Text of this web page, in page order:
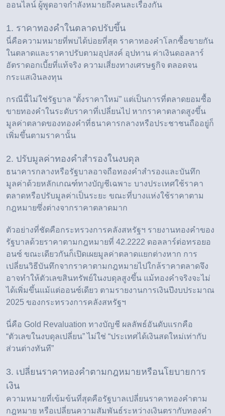
ออนไลน์ ผู้พูดอาจกำลังหมายถึงคนละเรื่องกัน
1. ราคาทองคำในตลาดปรับขึ้น
นี่คือความหมายที่พบได้บ่อยที่สุด ราคาทองคำโลกซื้อขายกัน
ในตลาดและราคาปรับตามอุปสงค์ อุปทาน ค่าเงินดอลลาร์
อัตราดอกเบี้ยที่แท้จริง ความเสี่ยงทางเศรษฐกิจ ตลอดจน
กระแสเงินลงทุน
กรณีนี้ไม่ใช่รัฐบาล “ตั้งราคาใหม่” แต่เป็นการที่ตลาดยอมซื้อ
ขายทองคำในระดับราคาที่เปลี่ยนไป หากราคาตลาดสูงขึ้น
มูลค่าตลาดของทองคำที่ธนาคารกลางหรือประชาชนถืออยู่ก็
เพิ่มขึ้นตามราคานั้น
2. ปรับมูลค่าทองคำสำรองในงบดุล
ธนาคารกลางหรือรัฐบาลอาจถือทองคำสำรองและบันทึก
มูลค่าด้วยหลักเกณฑ์ทางบัญชีเฉพาะ บางประเทศใช้ราคา
ตลาดหรือปรับมูลค่าเป็นระยะ ขณะที่บางแห่งใช้ราคาตาม
กฎหมายซึ่งต่างจากราคาตลาดมาก
ตัวอย่างที่ชัดคือกระทรวงการคลังสหรัฐฯ รายงานทองคำของ
รัฐบาลด้วยราคาตามกฎหมายที่ 42.2222 ดอลลาร์ต่อทรอยอ
อนซ์ ขณะเดียวกันก็เปิดเผยมูลค่าตลาดแยกต่างหาก การ
เปลี่ยนวิธีบันทึกจากราคาตามกฎหมายไปใกล้ราคาตลาดจึง
อาจทำให้ตัวเลขสินทรัพย์ในงบดุลสูงขึ้น แม้ทองคำจริงจะไม่
ได้เพิ่มขึ้นแม้แต่ออนซ์เดียว ตามรายงานการเงินปีงบประมาณ
2025 ของกระทรวงการคลังสหรัฐฯ
นี่คือ Gold Revaluation ทางบัญชี ผลลัพธ์อันดับแรกคือ
“ตัวเลขในงบดุลเปลี่ยน” ไม่ใช่ “ประเทศได้เงินสดใหม่เท่ากับ
ส่วนต่างทันที”
3. เปลี่ยนราคาทองคำตามกฎหมายหรือนโยบายการ
เงิน
ความหมายที่เข้มข้นที่สุดคือรัฐบาลเปลี่ยนราคาทองคำตาม
กฎหมาย หรือเปลี่ยนความสัมพันธ์ระหว่างเงินตรากับทองคำ